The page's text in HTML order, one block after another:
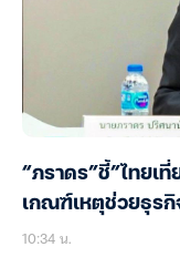
“ภราดร”ชี้”ไทยเ
เกณฑ์เหตุช่วยธุรกิ
10:34 น.